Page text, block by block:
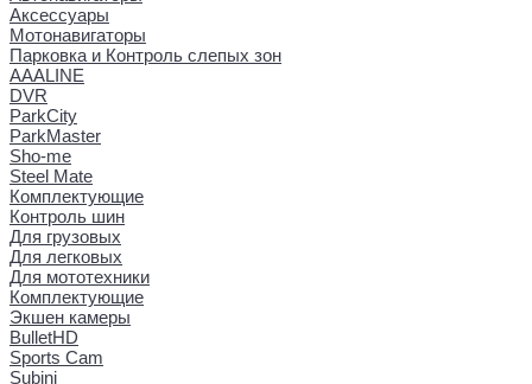
Аксессуары
Мотонавигаторы
Парковка и Контроль слепых зон
AAALINE
DVR
ParkCity
ParkMaster
Sho-me
Steel Mate
Комплектующие
Контроль шин
Для грузовых
Для легковых
Для мототехники
Комплектующие
Экшен камеры
BulletHD
Sports Cam
Subini